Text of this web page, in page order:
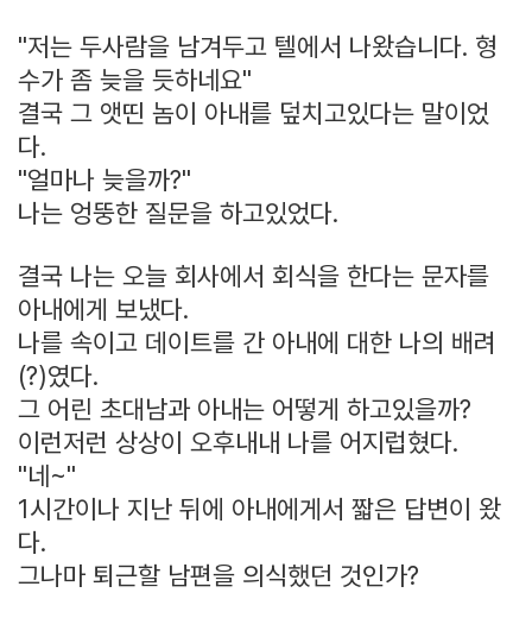
"저는 두사람을 남겨두고 텔에서 나왔습니다. 형
수가 좀 늦을 듯하네요"
결국 그 앳띤 놈이 아내를 덮치고있다는 말이었
다.
"얼마나 늦을까?"
나는 엉뚱한 질문을 하고있었다.
결국 나는 오늘 회사에서 회식을 한다는 문자를
아내에게 보냈다.
나를 속이고 데이트를 간 아내에 대한 나의 배려
(?)였다.
그 어린 초대남과 아내는 어떻게 하고있을까?
이런저런 상상이 오후내내 나를 어지럽혔다.
"네~"
1시간이나 지난 뒤에 아내에게서 짧은 답변이 왔
다.
그나마 퇴근할 남편을 의식했던 것인가?